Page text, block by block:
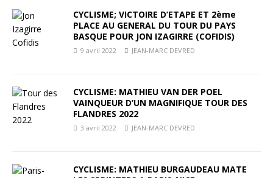
CYCLISME; VICTOIRE D’ETAPE ET 2ème
PLACE AU GENERAL DU TOUR DU PAYS
BASQUE POUR JON IZAGIRRE (COFIDIS)
9 avril 2022 JEAN-MARC DEVRED
CYCLISME: MATHIEU VAN DER POEL
VAINQUEUR D’UN MAGNIFIQUE TOUR DES
FLANDRES 2022
3 avril 2022 JEAN-MARC DEVRED
CYCLISME: MATHIEU BURGAUDEAU MATE